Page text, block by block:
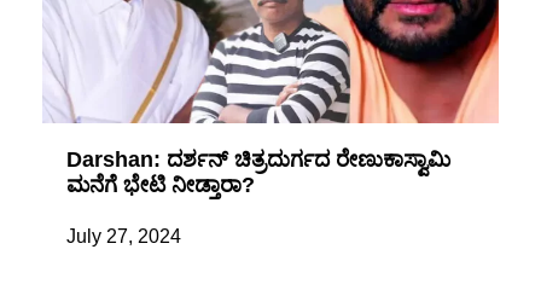
Darshan: ದರ್ಶನ್ ಚಿತ್ರದುರ್ಗದ ರೇಣುಕಾಸ್ವಾಮಿ
ಮನೆಗೆ ಭೇಟಿ ನೀಡ್ತಾರಾ?
July 27, 2024